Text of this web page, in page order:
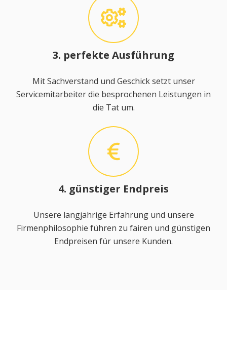
3. perfekte Ausführung
Mit Sachverstand und Geschick setzt unser
Servicemitarbeiter die besprochenen Leistungen in
die Tat um.
4. günstiger Endpreis
Unsere langjährige Erfahrung und unsere
Firmenphilosophie führen zu fairen und günstigen
Endpreisen für unsere Kunden.